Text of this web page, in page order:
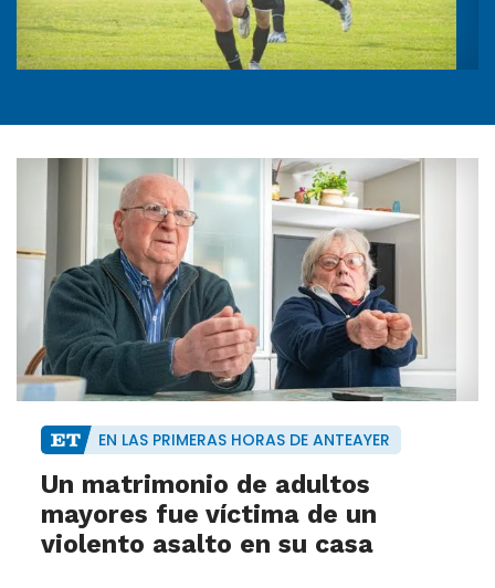
EN LAS PRIMERAS HORAS DE ANTEAYER
Un matrimonio de adultos
mayores fue víctima de un
violento asalto en su casa